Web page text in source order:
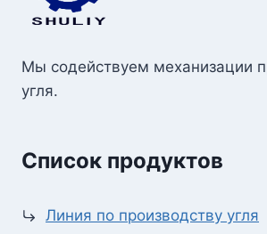
Мы содействуем механизации
угля.
Список продуктов
Линия по производству угля